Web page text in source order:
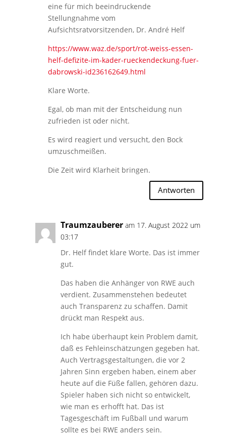
eine für mich beeindruckende
Stellungnahme vom
Aufsichtsratvorsitzenden, Dr. André Helf
https://www.waz.de/sport/rot-weiss-essen-
helf-defizite-im-kader-rueckendeckung-fuer-
dabrowski-id236162649.html
Klare Worte.
Egal, ob man mit der Entscheidung nun
zufrieden ist oder nicht.
Es wird reagiert und versucht, den Bock
umzuschmeißen.
Die Zeit wird Klarheit bringen.
Antworten
Traumzauberer am 17. August 2022 um
03:17
Dr. Helf findet klare Worte. Das ist immer
gut.
Das haben die Anhänger von RWE auch
verdient. Zusammenstehen bedeutet
auch Transparenz zu schaffen. Damit
drückt man Respekt aus.
Ich habe überhaupt kein Problem damit,
daß es Fehleinschätzungen gegeben hat.
Auch Vertragsgestaltungen, die vor 2
Jahren Sinn ergeben haben, einem aber
heute auf die Füße fallen, gehören dazu.
Spieler haben sich nicht so entwickelt,
wie man es erhofft hat. Das ist
Tagesgeschäft im Fußball und warum
sollte es bei RWE anders sein.